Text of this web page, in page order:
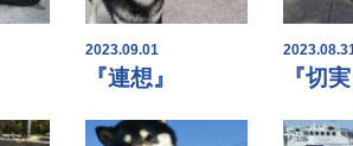
2023.09.01
『連想』 『切実